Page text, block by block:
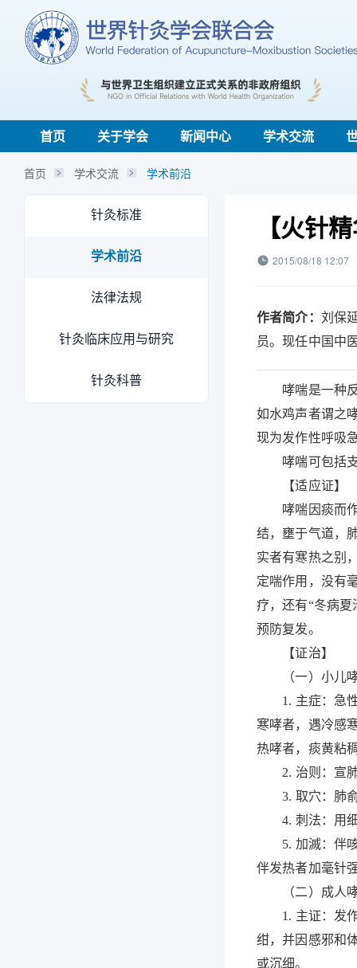
首页 关于学会 新闻中心 学术交流
首页 学术交流 学术前沿
针灸标准
学术前沿
法律法规
针灸临床应用与研究
针灸科普
【火针
2015/08/18 12:07
作者简介： 刘保
员。现任中国中
哮喘是一种反
如水鸡声者谓之
现为发作性呼吸
哮喘可包括支
【适应证】
哮喘因痰而作
结，壅于气道，
实者有寒热之别
定喘作用，没有
疗，还有“冬病
预防复发。
【证治】
（一）小儿
1. 主症：急性
寒哮者，遇冷感
热哮者，痰黄粘
2. 治则：宣肺
3. 取穴：肺俞
4. 刺法：用细
5. 加滅：伴咳
伴发热者加毫针
（二）成人
1. 主证：发作
绀，并因感邪和
或沉细。